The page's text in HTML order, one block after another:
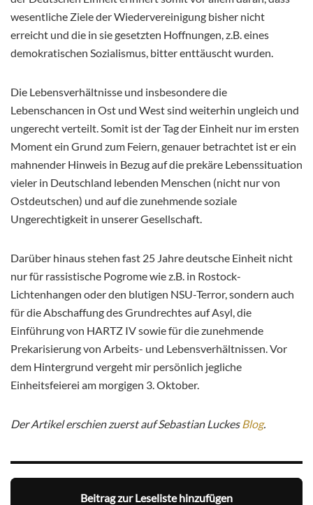
wesentliche Ziele der Wiedervereinigung bisher nicht
erreicht und die in sie gesetzten Hoffnungen, z.B. eines
demokratischen Sozialismus, bitter enttäuscht wurden.
Die Lebensverhältnisse und insbesondere die
Lebenschancen in Ost und West sind weiterhin ungleich und
ungerecht verteilt. Somit ist der Tag der Einheit nur im ersten
Moment ein Grund zum Feiern, genauer betrachtet ist er ein
mahnender Hinweis in Bezug auf die prekäre Lebenssituation
vieler in Deutschland lebenden Menschen (nicht nur von
Ostdeutschen) und auf die zunehmende soziale
Ungerechtigkeit in unserer Gesellschaft.
Darüber hinaus stehen fast 25 Jahre deutsche Einheit nicht
nur für rassistische Pogrome wie z.B. in Rostock-
Lichtenhangen oder den blutigen NSU-Terror, sondern auch
für die Abschaffung des Grundrechtes auf Asyl, die
Einführung von HARTZ IV sowie für die zunehmende
Prekarisierung von Arbeits- und Lebensverhältnissen. Vor
dem Hintergrund vergeht mir persönlich jegliche
Einheitsfeierei am morgigen 3. Oktober.
Der Artikel erschien zuerst auf Sebastian LuckesBlog.
Beitrag zur Leseliste hinzufügen